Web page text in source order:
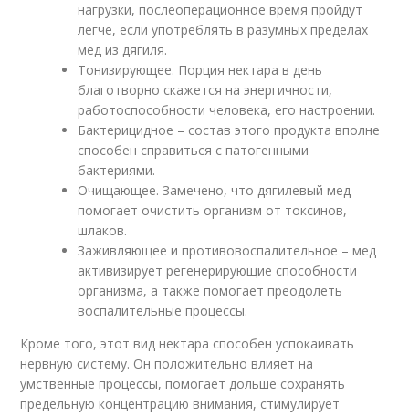
нагрузки, послеоперационное время пройдут
легче, если употреблять в разумных пределах
мед из дягиля.
Тонизирующее. Порция нектара в день
благотворно скажется на энергичности,
работоспособности человека, его настроении.
Бактерицидное – состав этого продукта вполне
способен справиться с патогенными
бактериями.
Очищающее. Замечено, что дягилевый мед
помогает очистить организм от токсинов,
шлаков.
Заживляющее и противовоспалительное – мед
активизирует регенерирующие способности
организма, а также помогает преодолеть
воспалительные процессы.
Кроме того, этот вид нектара способен успокаивать
нервную систему. Он положительно влияет на
умственные процессы, помогает дольше сохранять
предельную концентрацию внимания, стимулирует